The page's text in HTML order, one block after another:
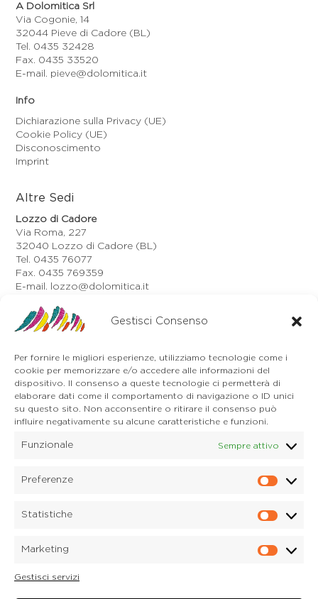
Gestisci Consenso
Per fornire le migliori esperienze, utilizziamo tecnologie come i
cookie per memorizzare e/o accedere alle informazioni del
dispositivo. Il consenso a queste tecnologie ci permetterà di
elaborare dati come il comportamento di navigazione o ID unici
su questo sito. Non acconsentire o ritirare il consenso può
influire negativamente su alcune caratteristiche e funzioni.
Funzionale Sempre attivo
Preferenze
Statistiche
Marketing
Gestisci servizi
A Dolomitica Srl
Via Cogonie, 14
32044 Pieve di Cadore (BL)
Tel. 0435 32428
Fax. 0435 33520
E-mail. pieve@dolomitica.it
Info
Dichiarazione sulla Privacy (UE)
Cookie Policy (UE)
Disconoscimento
Imprint
Altre Sedi
Lozzo di Cadore
Via Roma, 227
32040 Lozzo di Cadore (BL)
Tel. 0435 76077
Fax. 0435 769359
E-mail. lozzo@dolomitica.it
Auronzo di Cadore
Via Unione, 21/B
32041 Auronzo di Cadore (BL)
E-mail. auronzo@dolomitica.it
Cortina d'Ampezzo
32043 Cortina d'Ampezzo (BL)
Tel. 0436 4127
E-mail. pieve@dolomitica.it
S. Stefano di Cadore
32045 S. Stefano di Cadore - Comelico (BL)
32040 Candide di Comelico Superiore (BL)
E-mail. candide@dolomitica.it